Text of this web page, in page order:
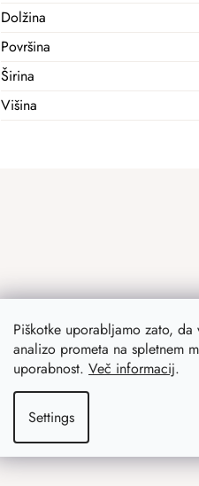
Piškotke uporabljamo zato,
analizo prometa na spletnem
uporabnost. Več informacij.
Settings
Dolžina
Površina
Širina
Višina